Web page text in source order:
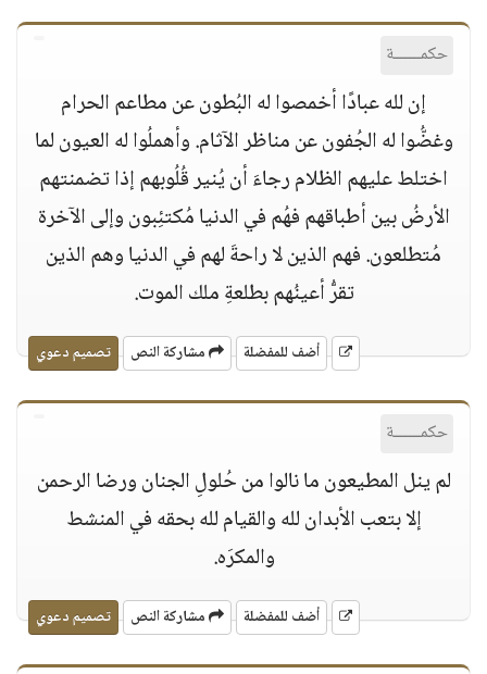
حكمــــــة
إن لله عبادًا أخمصوا له البُطون عن مطاعم الحرام
وغضُّوا له الجُفون عن مناظر الآثام. وأهملُوا له العيون لما
اختلط عليهم الظلام رجاءَ أن يُنير قُلُوبهم إذا تضمنتهم
الأرضُ بين أطباقهم فهُم في الدنيا مُكتئِبون وإلى الآخرة
مُتطلعون. فهم الذين لا راحةَ لهم في الدنيا وهم الذين
تقرُّ أعينُهم بطلعةِ ملك الموت.
أضف للمفضلة مشاركة النص تصميم دعوي
حكمــــــة
لم ينل المطيعون ما نالوا من حُلولِ الجنان ورضا الرحمن
إلا بتعب الأبدان لله والقيام لله بحقه في المنشط
والمكرَه.
أضف للمفضلة مشاركة النص تصميم دعوي